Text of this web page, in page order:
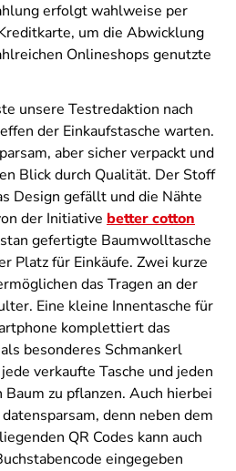
erfolgt wahlweise per
um die Abwicklung
Onlineshops genutzte
unsere Testredaktion nach
der Einkaufstasche warten.
aber sicher verpackt und
Blick durch Qualität. Der Stoff
Design gefällt und die Nähte
der Initiative better cotton
gefertigte Baumwolltasche
Platz für Einkäufe. Zwei kurze
das Tragen an der
Eine kleine Innentasche für
komplettiert das
besonderes Schmankerl
verkaufte Tasche und jeden
zu pflanzen. Auch hierbei
denn neben dem
QR Codes kann auch
eingegeben